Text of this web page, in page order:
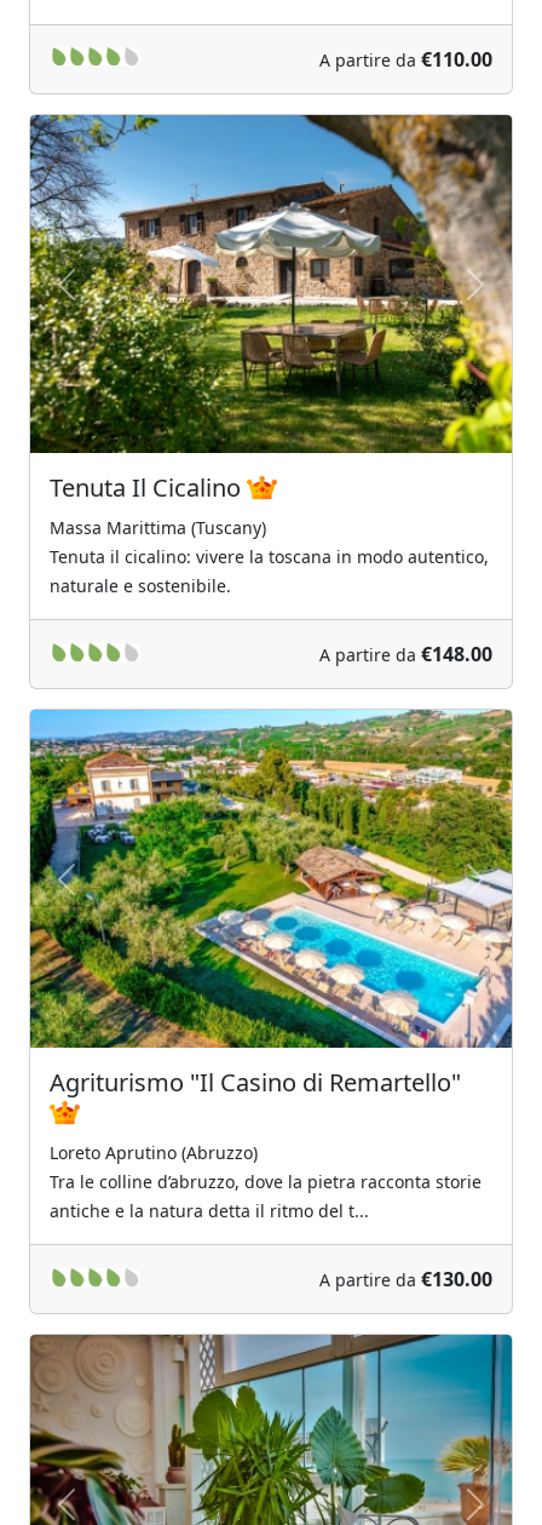
A partire da €110.00
Previous Next
Tenuta Il Cicalino
Massa Marittima (Tuscany)
Tenuta il cicalino: vivere la toscana in modo autentico,
naturale e sostenibile.
A partire da €148.00
Previous Next
Agriturismo "Il Casino di Remartello"
Loreto Aprutino (Abruzzo)
Tra le colline d’abruzzo, dove la pietra racconta storie
antiche e la natura detta il ritmo del t...
A partire da €130.00
Previous Next